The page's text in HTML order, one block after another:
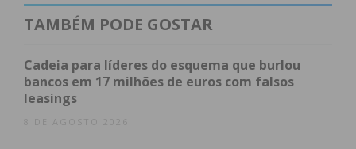
Subscreva a newsletter do
Assine nossa newsletter por e-mail e
TAMBÉM PODE GOSTAR
Cadeia para líderes do esquema que burlou
bancos em 17 milhões de euros com falsos
leasings
8 DE AGOSTO 2026